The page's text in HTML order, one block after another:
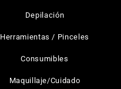
Depilación
Herramientas / Pinceles
Consumibles
Maquillaje/Cuidado